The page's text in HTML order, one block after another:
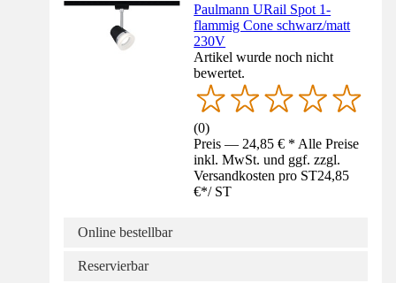
Paulmann URail Spot 1-
flammig Cone schwarz/matt
230V
Artikel wurde noch nicht
bewertet.
(0)
Preis — 24,85 € * Alle Preise
inkl. MwSt. und ggf. zzgl.
Versandkosten pro ST24,85
€*/ ST
Online bestellbar
Reservierbar